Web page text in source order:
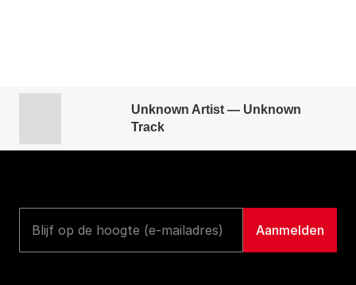
Unknown Artist — Unknown
Track